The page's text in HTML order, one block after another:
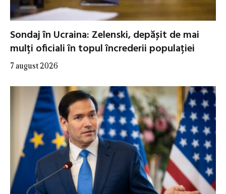
Sondaj în Ucraina: Zelenski, depășit de mai
mulți oficiali în topul încrederii populației
7 august 2026